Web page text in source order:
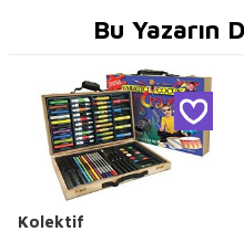
Bu Yazarın
Kolektif